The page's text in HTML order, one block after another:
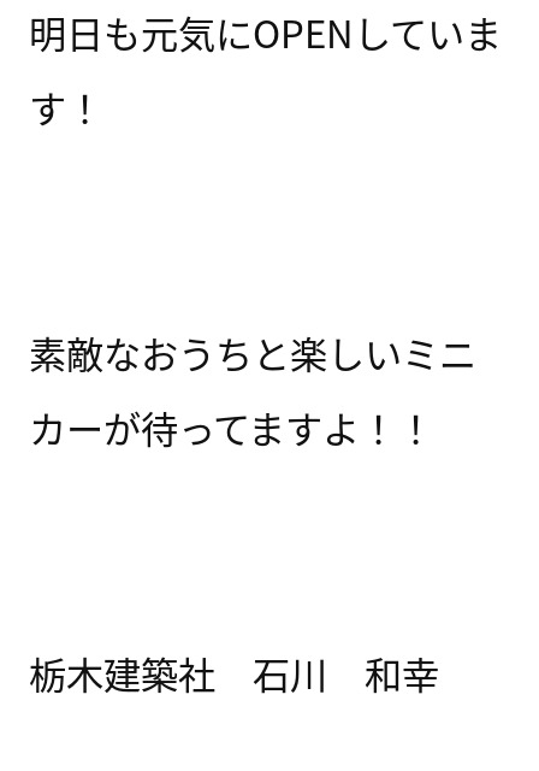
明日も元気にOPENしていま
す！
素敵なおうちと楽しいミニ
カーが待ってますよ！！
栃木建築社 石川 和幸